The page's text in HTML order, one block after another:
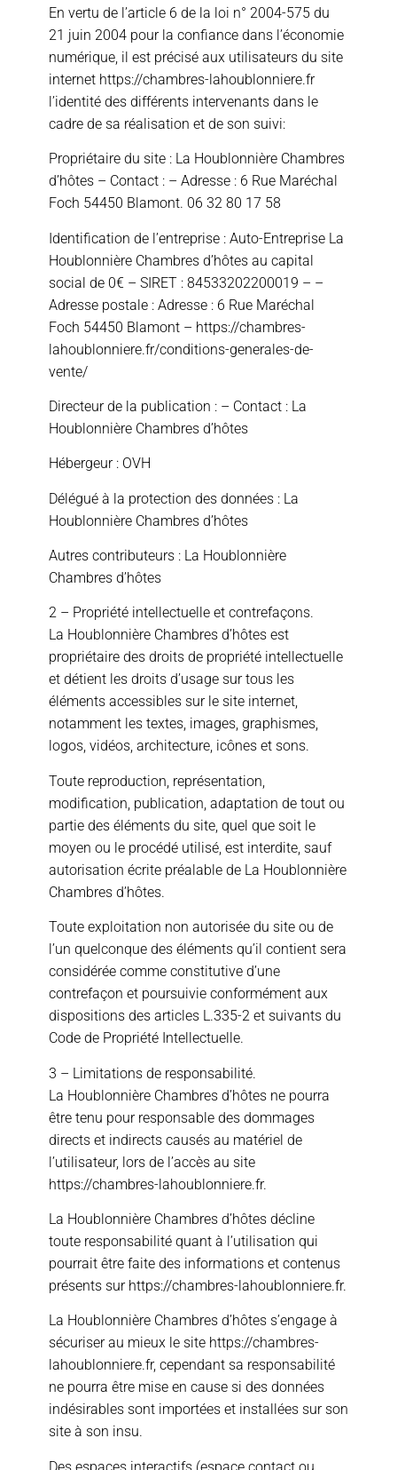
En vertu de l’article 6 de la loi n° 2004-575 du
21 juin 2004 pour la confiance dans l’économie
numérique, il est précisé aux utilisateurs du site
internet https://chambres-lahoublonniere.fr
l’identité des différents intervenants dans le
cadre de sa réalisation et de son suivi:
Propriétaire du site : La Houblonnière Chambres
d’hôtes – Contact : – Adresse : 6 Rue Maréchal
Foch 54450 Blamont. 06 32 80 17 58
Identification de l’entreprise : Auto-Entreprise La
Houblonnière Chambres d’hôtes au capital
social de 0€ – SIRET : 84533202200019 – –
Adresse postale : Adresse : 6 Rue Maréchal
Foch 54450 Blamont – https://chambres-
lahoublonniere.fr/conditions-generales-de-
vente/
Directeur de la publication : – Contact : La
Houblonnière Chambres d’hôtes
Hébergeur : OVH
Délégué à la protection des données : La
Houblonnière Chambres d’hôtes
Autres contributeurs : La Houblonnière
Chambres d’hôtes
2 – Propriété intellectuelle et contrefaçons.
La Houblonnière Chambres d’hôtes est
propriétaire des droits de propriété intellectuelle
et détient les droits d’usage sur tous les
éléments accessibles sur le site internet,
notamment les textes, images, graphismes,
logos, vidéos, architecture, icônes et sons.
Toute reproduction, représentation,
modification, publication, adaptation de tout ou
partie des éléments du site, quel que soit le
moyen ou le procédé utilisé, est interdite, sauf
autorisation écrite préalable de La Houblonnière
Chambres d’hôtes.
Toute exploitation non autorisée du site ou de
l’un quelconque des éléments qu’il contient sera
considérée comme constitutive d’une
contrefaçon et poursuivie conformément aux
dispositions des articles L.335-2 et suivants du
Code de Propriété Intellectuelle.
3 – Limitations de responsabilité.
La Houblonnière Chambres d’hôtes ne pourra
être tenu pour responsable des dommages
directs et indirects causés au matériel de
l’utilisateur, lors de l’accès au site
https://chambres-lahoublonniere.fr.
La Houblonnière Chambres d’hôtes décline
toute responsabilité quant à l’utilisation qui
pourrait être faite des informations et contenus
présents sur https://chambres-lahoublonniere.fr.
La Houblonnière Chambres d’hôtes s’engage à
sécuriser au mieux le site https://chambres-
lahoublonniere.fr, cependant sa responsabilité
ne pourra être mise en cause si des données
indésirables sont importées et installées sur son
site à son insu.